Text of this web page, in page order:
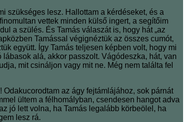
szükséges lesz. Hallottam a kérdéseket, és a
vettek minden külső ingert, a segítőim
a szülés. És Tamás válaszát is, hogy hát „az
Tamással végignéztük az összes cumót,
együtt. Így Tamás teljesen képben volt, hogy mi
alá, akkor passzolt. Vágódeszka, hát, van
mit csináljon vagy mit ne. Még nem találta fel
az ágy fejtámlájához, sok párnát
ültem a félhomályban, csendesen hangot adva
jó lett volna, ha Tamás legalább körbeölel, ha
lesz rá.